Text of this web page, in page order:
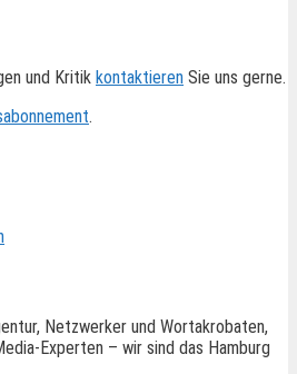
und Kritik kontaktieren Sie uns gerne.
.
Netzwerker und Wortakrobaten,
Experten – wir sind das Hamburg